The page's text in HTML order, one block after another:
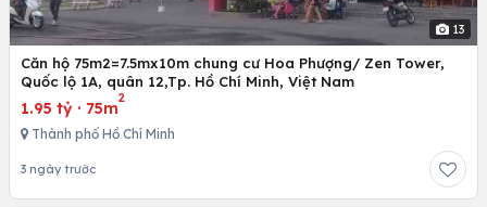
13
Căn hộ 75m2=7.5mx10m chung cư Hoa Phượng/ Zen Tower,
Quốc lộ 1A, quân 12,Tp. Hồ Chí Minh, Việt Nam
1.95 tỷ · 75m
2
Thành phố Hồ Chí Minh
3 ngày trước